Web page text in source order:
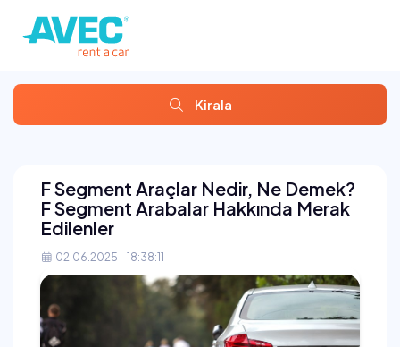
Kirala
F Segment Araçlar Nedir, Ne Demek?
F Segment Arabalar Hakkında Merak
Edilenler
02.06.2025 - 18:38:11